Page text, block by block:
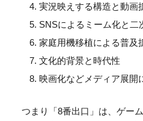
実況映えする構造と動画
SNSによるミーム化と二
家庭用機移植による普及
文化的背景と時代性
映画化などメディア展開
つまり「8番出口」は、 ゲー